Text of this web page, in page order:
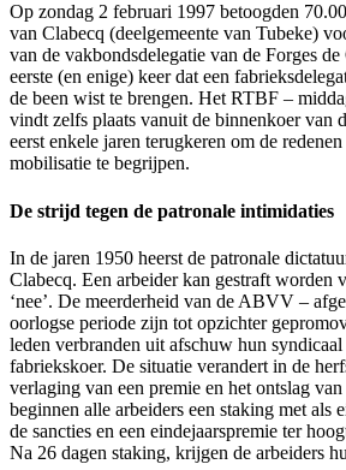
Op zondag 2 februari 1997 betoogden
van Clabecq (deelgemeente van Tubeke)
van de vakbondsdelegatie van de Forges
eerste (en enige) keer dat een
de been wist te brengen. Het RTBF –
vindt zelfs plaats vanuit de binnenkoer van
eerst enkele jaren terugkeren om de
mobilisatie te begrijpen.
De strijd tegen de patronale intimidaties
In de jaren 1950 heerst de patronale
Clabecq. Een arbeider kan gestraft worden
‘nee’. De meerderheid van de ABVV –
oorlogse periode zijn tot opzichter
leden verbranden uit afschuw hun
fabriekskoer. De situatie verandert in de
verlaging van een premie en het ontslag van
beginnen alle arbeiders een staking met als
de sancties en een eindejaarspremie ter
Na 26 dagen staking, krijgen de arbeiders